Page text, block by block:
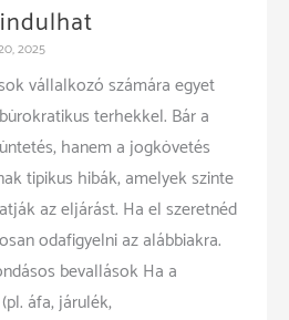
2025
vállalkozó számára egyet
terhekkel. Bár a
hanem a jogkövetés
tipikus hibák, amelyek szinte
az eljárást. Ha el szeretnéd
odafigyelni az alábbiakra.
bevallások Ha a
áfa, járulék,